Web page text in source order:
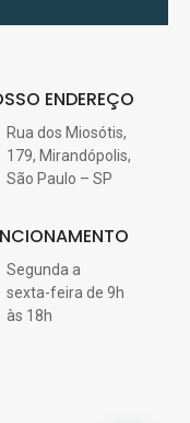
ENDEREÇO
Rua dos Miosótis,
179, Mirandópolis,
São Paulo – SP
Segunda a
sexta-feira de 9h
às 18h